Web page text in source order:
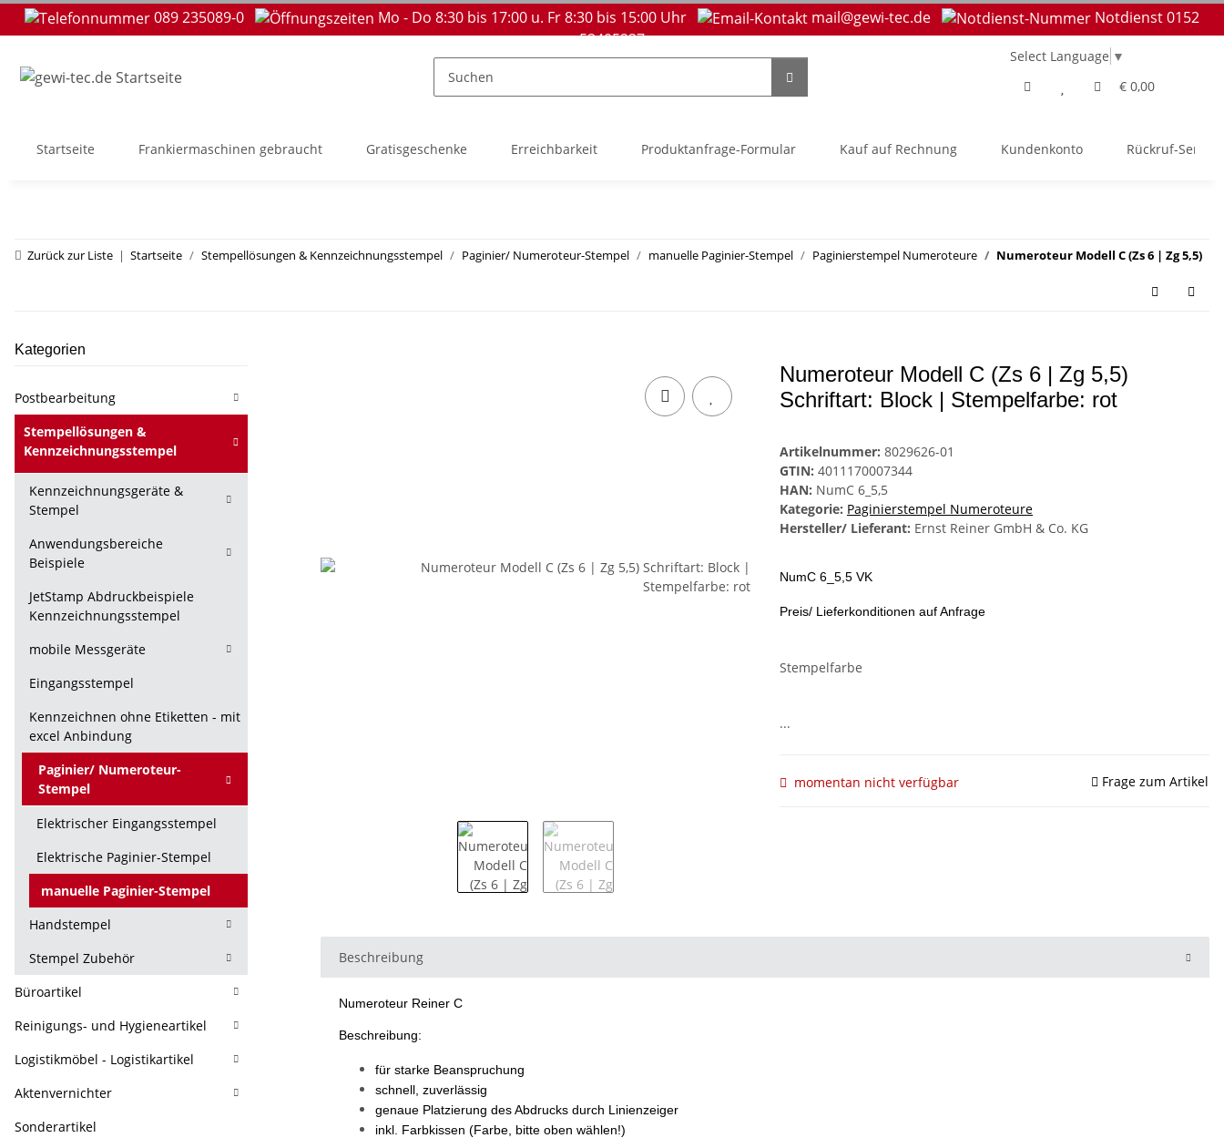
089 235089-0 Mo - Do 8:30 bis 17:00 u. Fr 8:30 bis 15:00 Uhr mail@gewi-tec.de
Notdienst 0152
53405237
Select Language ▼
€ 0,00
Startseite Frankiermaschinen gebraucht Gratisgeschenke Erreichbarkeit Produktanfrage-Formular Kauf auf Rechnung Kundenkonto Rückruf-Service
Zurück zur Liste Startseite Stempellösungen & Kennzeichnungsstempel Paginier/ Numeroteur-Stempel manuelle Paginier-Stempel Paginierstempel Numeroteure Numeroteur Modell C (Zs 6 | Zg 5,5)
Numeroteur Modell C (Zs 6 | Zg 5,5)
Schriftart: Block | Stempelfarbe: rot
Artikelnummer: 8029626-01
GTIN: 4011170007344
HAN: NumC 6_5,5
Kategorie: Paginierstempel Numeroteure
Hersteller/ Lieferant: Ernst Reiner GmbH & Co. KG
NumC 6_5,5 VK
Preis/ Lieferkonditionen auf Anfrage
Stempelfarbe
...
momentan nicht verfügbar Frage zum Artikel
Beschreibung
Numeroteur Reiner C
Beschreibung:
für starke Beanspruchung
schnell, zuverlässig
genaue Platzierung des Abdrucks durch Linienzeiger
inkl. Farbkissen (Farbe, bitte oben wählen!)
Kategorien
Postbearbeitung
Stempellösungen &
Kennzeichnungsstempel
Kennzeichnungsgeräte &
Stempel
Anwendungsbereiche
Beispiele
JetStamp Abdruckbeispiele
Kennzeichnungsstempel
mobile Messgeräte
Eingangsstempel
Kennzeichnen ohne Etiketten - mit
excel Anbindung
Paginier/ Numeroteur-
Stempel
Elektrischer Eingangsstempel
Elektrische Paginier-Stempel
manuelle Paginier-Stempel
Handstempel
Stempel Zubehör
Büroartikel
Reinigungs- und Hygieneartikel
Logistikmöbel - Logistikartikel
Aktenvernichter
Sonderartikel